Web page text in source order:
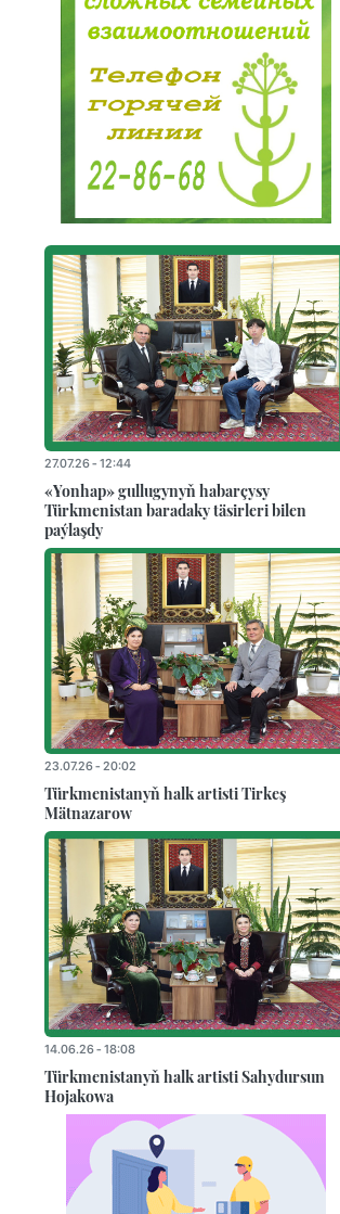
27.07.26 - 12:44
«Yonhap» gullugynyň habarçysy
Türkmenistan baradaky täsirleri bilen
paýlaşdy
23.07.26 - 20:02
Türkmenistanyň halk artisti Tirkeş
Mätnazarow
14.06.26 - 18:08
Türkmenistanyň halk artisti Sahydursun
Hojakowa